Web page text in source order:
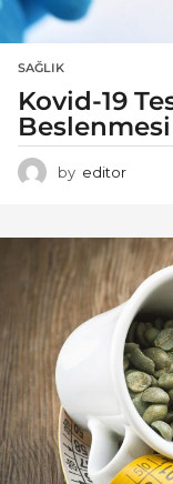
SAĞLIK
Kovid-19
Beslenmesi
by editor